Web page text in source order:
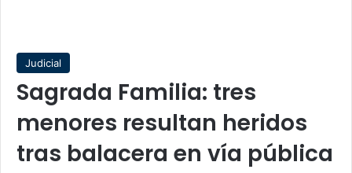
Judicial
Sagrada Familia: tres
menores resultan heridos
tras balacera en vía pública